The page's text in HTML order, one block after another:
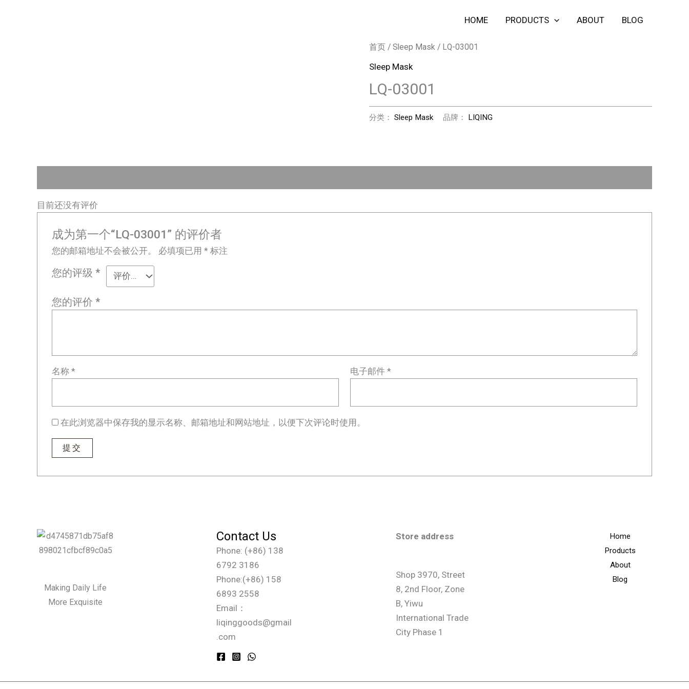
HOME PRODUCTS ABOUT BLOG
首页 / Sleep Mask / LQ-03001
Sleep Mask
LQ-03001
分类： Sleep Mask 品牌： LIQING
目前还没有评价
成为第一个“LQ-03001” 的评价者
您的邮箱地址不会被公开。 必填项已用* 标注
您的评级*
您的评价*
名称* 电子邮件*
在此浏览器中保存我的显示名称、邮箱地址和网站地址，以便下次评论时使用。
Making Daily Life
More Exquisite
Contact Us
Phone: (+86) 138
6792 3186
Phone:(+86) 158
6893 2558
Email：
liqinggoods@gmail
.com
Store address
Shop 3970, Street
8, 2nd Floor, Zone
B, Yiwu
International Trade
City Phase 1
Home
Products
About
Blog